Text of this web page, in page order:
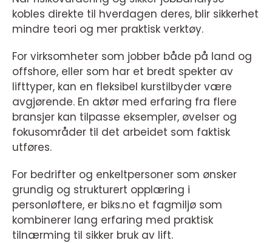
kobles direkte til hverdagen deres, blir sikkerhet
mindre teori og mer praktisk verktøy.
For virksomheter som jobber både på land og
offshore, eller som har et bredt spekter av
lifttyper, kan en fleksibel kurstilbyder være
avgjørende. En aktør med erfaring fra flere
bransjer kan tilpasse eksempler, øvelser og
fokusområder til det arbeidet som faktisk
utføres.
For bedrifter og enkeltpersoner som ønsker
grundig og strukturert opplæring i
personløftere, er biks.no et fagmiljø som
kombinerer lang erfaring med praktisk
tilnærming til sikker bruk av lift.